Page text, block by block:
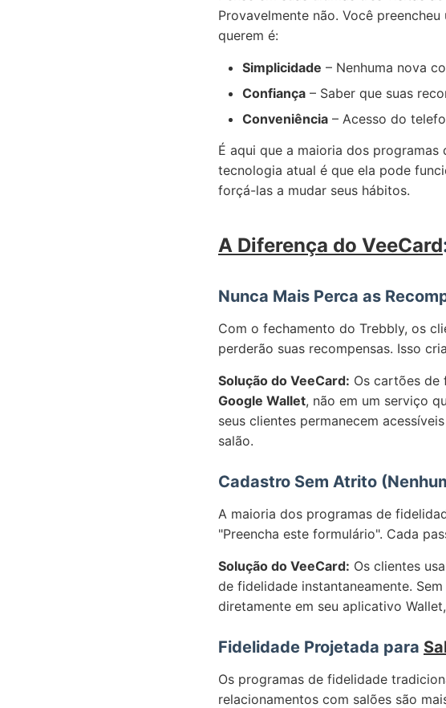
Provavelmente não. Você
querem é:
Simplicidade – Nenhuma nova
Confiança – Saber que suas
Conveniência – Acesso do
É aqui que a maioria dos
tecnologia atual é que ela pode
forçá-las a mudar seus hábitos.
A Diferença do VeeCard
Nunca Mais Perca as
Com o fechamento do Trebbly, os
perderão suas recompensas. Isso
Solução do VeeCard: Os cartões de
Google Wallet, não em um serviço
seus clientes permanecem
salão.
Cadastro Sem Atrito
A maioria dos programas de
"Preencha este formulário". Cada
Solução do VeeCard: Os clientes
de fidelidade instantaneamente.
diretamente em seu aplicativo
Fidelidade Projetada para
Os programas de fidelidade
relacionamentos com salões são